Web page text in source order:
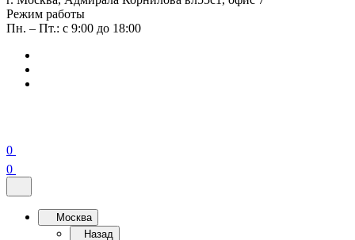
Режим работы
Пн. – Пт.: с 9:00 до 18:00
0
0
Москва
Назад